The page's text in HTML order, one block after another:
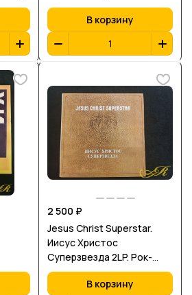
Magician*s Birthday"
В корзину
2 500 ₽
Jesus Christ Superstar.
Иисус Христос
Суперзвезда 2LP. Рок-
опера
В корзину